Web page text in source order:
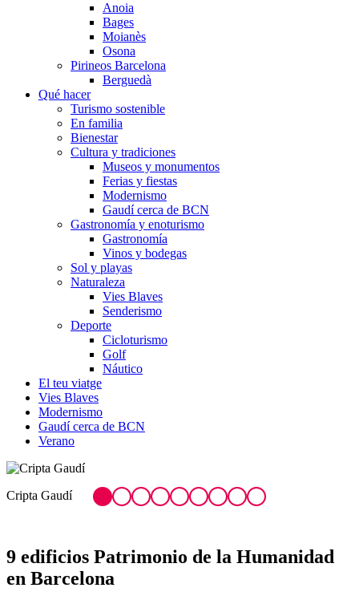
Anoia
Bages
Moianès
Osona
Pirineos Barcelona
Berguedà
Qué hacer
Turismo sostenible
En familia
Bienestar
Cultura y tradiciones
Museos y monumentos
Ferias y fiestas
Modernismo
Gaudí cerca de BCN
Gastronomía y enoturismo
Gastronomía
Vinos y bodegas
Sol y playas
Naturaleza
Vies Blaves
Senderismo
Deporte
Cicloturismo
Golf
Náutico
El teu viatge
Vies Blaves
Modernismo
Gaudí cerca de BCN
Verano
Parque Güell
9 edificios Patrimonio de la Humanidad
en Barcelona